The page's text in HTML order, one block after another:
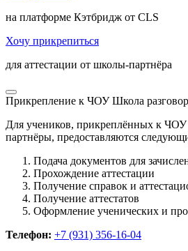
на платформе Кэтбридж от CLS
Хочу прикрепиться
для аттестации от школы-партнёра
Прикрепление к ЧОУ Школа
Для учеников, прикреплённых к
партнёры, предоставляются
Подача документов для
Прохождение аттестации
Получение справок и
Получение аттестатов
Оформление ученических и
Телефон: +7 (931) 356-16-04